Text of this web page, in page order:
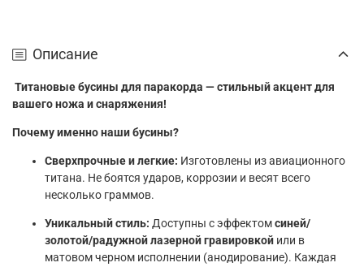
Описание
Титановые бусины для паракорда — стильный акцент для
вашего ножа и снаряжения!
Почему именно наши бусины?
Сверхпрочные и легкие: Изготовлены из авиационного
титана. Не боятся ударов, коррозии и весят всего
несколько граммов.
Уникальный стиль: Доступны с эффектомсиней/
золотой/радужной лазерной гравировкой или в
матовом черном исполнении (анодирование). Каждая